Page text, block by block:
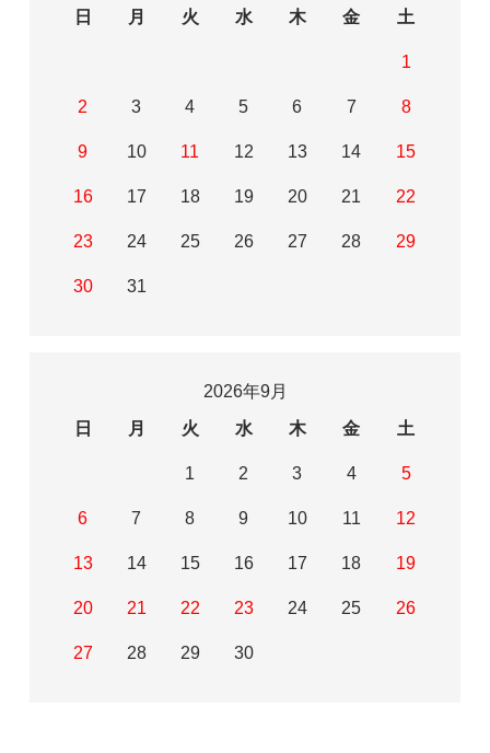
日
月 火 水 木 金 土
1
2 3 4 5 6 7 8
9 10 11 12 13 14 15
16 17 18 19 20 21 22
23 24 25 26 27 28 29
30 31
2026年9月
日
月 火 水 木 金 土
1 2 3 4 5
6 7 8 9 10 11 12
13 14 15 16 17 18 19
20 21 22 23 24 25 26
27 28 29 30